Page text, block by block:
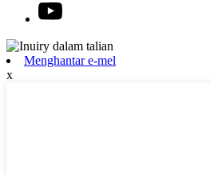
Menghantar e-mel
x